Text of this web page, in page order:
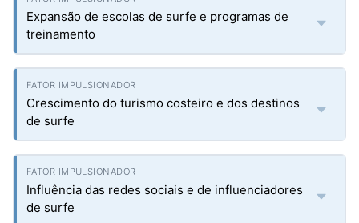
Expansão de escolas de surfe e programas de
treinamento
Crescimento do turismo costeiro e dos destinos
de surfe
Influência das redes sociais e de influenciadores
de surfe